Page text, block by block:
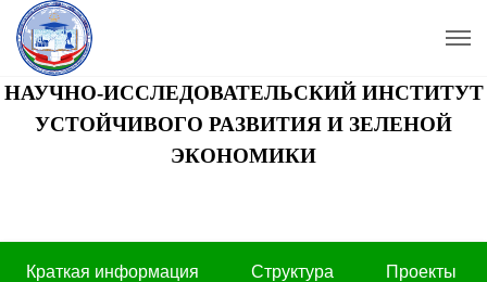
НАУЧНО-ИССЛЕДОВАТЕЛЬСКИЙ ИНСТИТУТ
УСТОЙЧИВОГО РАЗВИТИЯ И ЗЕЛЕНОЙ
ЭКОНОМИКИ
Краткая информация Структура Проекты